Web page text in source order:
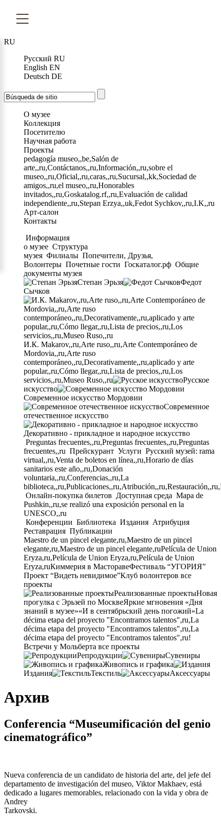
RU
Русский RU
English EN
Deutsch DE
О музее
Коллекция
Посетителю
Научная работа
Проекты
pedagogía museo,,be,Salón de
arte,,ru,Contáctanos,,ru,Información,,ru,sobre el
museo,,ru,Oficial,,ru,caras,,ru,Sucursal,,kk,Sociedad de
amigos,,ru,el museo,,ru,Honorables
invitados,,ru,Goskatalog.rf,,ru,Evaluación de calidad
independiente,,ru,Stepan Erzya,,uk,Fedot Sychkov,,ru,I.K,,ru
Арт-салон
Контакты
Информация
о музее Структура
музея Филиалы Попечители, Друзья,
Волонтеры Почетные гости Госкаталог.рф Общие
документы музея
Степан Эрьзя
Федот
Сычков
И.К. Makarov,,ru,Arte ruso,,ru,Arte Contemporáneo de
Mordovia,,ru,Arte ruso
contemporáneo,,ru,Decorativamente,,ru,aplicado y arte
popular,,ru,Cómo llegar,,ru,Lista de precios,,ru,Los
servicios,,ru,Museo Ruso,,ru
Русское
искусство
Современное искусство Мордовии
Современное
отечественное искусство
Декоративно - прикладное и народное искусство
Preguntas frecuentes,,ru,Preguntas frecuentes,,ru,Preguntas
frecuentes,,ru Прейскурант Услуги Русский музей: rama
virtual,,ru,Venta de boletos en línea,,ru,Horario de días
sanitarios este año,,ru,Donación
voluntaria,,ru,Conferencias,,ru,La
Онлайн-покупка билетов Доступная среда Mapa de
Pushkin,,ru,se realizó una exposición personal en la
UNESCO,,ru
Конференции Библиотека Издания Атрибуция
Реставрация Публикации
Maestro de un pincel elegante,ru,Maestro de un pincel
elegante,ru,Maestro de un pincel elegante,ruPelícula de Union
Eryza,ru,Película de Union Eryza,ru,Película de Union
Eryza,ruКиммерия в МасторавеФестиваль “УГОРИЯ”
Проект “Видеть невидимое”Клуб волонтеров все
проекты
Реализованные проектыНовая
прогулка с Эрьзей по МосквеЯркие мгновения «Дня
знаний в музее»«И в сентябрьский день погожий»La
décima etapa del proyecto "Encontramos talentos",ru,La
décima etapa del proyecto "Encontramos talentos",ru,La
décima etapa del proyecto "Encontramos talentos",ru!
Встречи у Мольберта все проекты
Репродукции
Сувениры
Живопись и графика
Издания
Текстиль Аксессуары
Архив
Conferencia “Museumificación del genio
cinematográfico”
Nueva conferencia de un candidato de historia del arte, del jefe del
departamento de investigación del museo, Viktor Makhaev, está
dedicado a lugares memorables, relacionado con la vida y obra de
Andrey
Tarkovski.